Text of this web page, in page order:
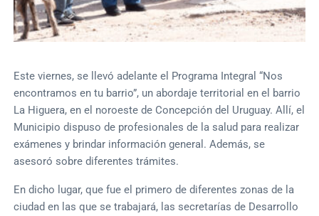
Este viernes, se llevó adelante el Programa Integral “Nos
encontramos en tu barrio”, un abordaje territorial en el barrio
La Higuera, en el noroeste de Concepción del Uruguay. Allí, el
Municipio dispuso de profesionales de la salud para realizar
exámenes y brindar información general. Además, se
asesoró sobre diferentes trámites.
En dicho lugar, que fue el primero de diferentes zonas de la
ciudad en las que se trabajará, las secretarías de Desarrollo